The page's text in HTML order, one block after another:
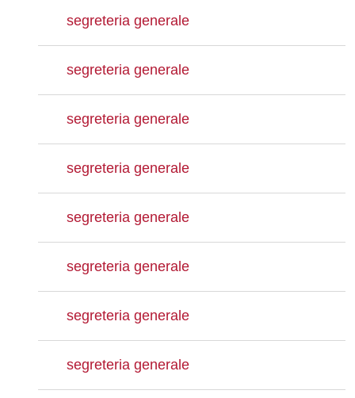
segreteria generale
segreteria generale
segreteria generale
segreteria generale
segreteria generale
segreteria generale
segreteria generale
segreteria generale